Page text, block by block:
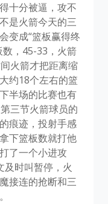
十分被逼，攻不
是火箭今天的三
变成“篮板赢得终
数，45-33，火箭
火箭才把距离缩
约18个左右的篮
半场的比赛也有
三节火箭球员的
痕迹，投射手感
下篮板数就打他
了一个小进攻
及时叫暂停，火
接连的抢断和三